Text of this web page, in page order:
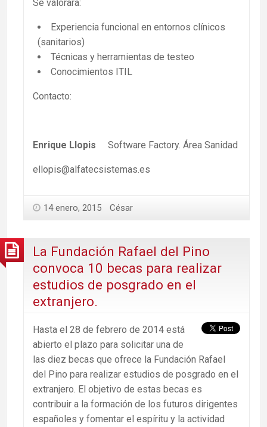
Se valorará:
Experiencia funcional en entornos clínicos
(sanitarios)
Técnicas y herramientas de testeo
Conocimientos ITIL
Contacto:
Enrique Llopis Software Factory. Área Sanidad
ellopis@alfatecsistemas.es
14 enero, 2015 César
La Fundación Rafael del Pino
convoca 10 becas para realizar
estudios de posgrado en el
extranjero.
Hasta el 28 de febrero de 2014 está
abierto el plazo para solicitar una de
las diez becas que ofrece la Fundación Rafael
del Pino para realizar estudios de posgrado en el
extranjero. El objetivo de estas becas es
contribuir a la formación de los futuros dirigentes
españoles y fomentar el espíritu y la actividad